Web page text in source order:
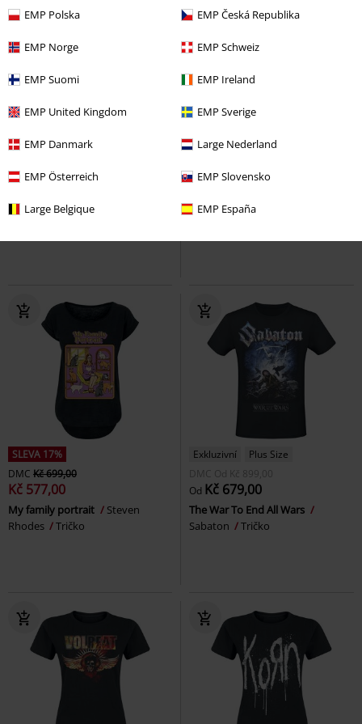
EMP Polska EMP Česká Republika
EMP Norge EMP Schweiz
EMP Suomi EMP Ireland
EMP United Kingdom EMP Sverige
EMP Danmark Large Nederland
EMP Österreich EMP Slovensko
Large Belgique EMP España
SLEVA 37%
Kč 439,00
3 - I Like Me
Kč 549,00
Original
Mickey & Minnie Mouse
SLEVA 17%
DMC Kč 699,00
Kč 577,00
My family portrait
Steven
Rhodes
Tričko
Exkluzivní
Plus Size
DMC Od Kč 899,00
Od Kč 679,00
The War To End All Wars
Sabaton
Tričko